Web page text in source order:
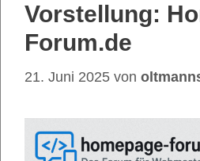
Vorstellung:
Forum.de
21. Juni 2025 von